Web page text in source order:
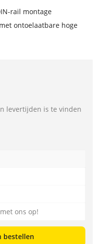
rail montage
ontoelaatbare hoge
levertijden is te vinden
ons op!
bestellen